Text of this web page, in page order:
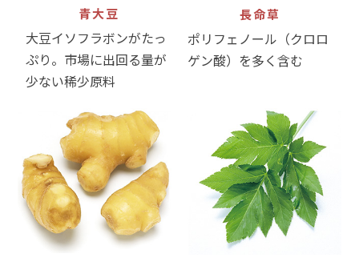
青大豆
大豆イソフラボンがたっ
ぷり。市場に出回る量が
少ない稀少原料
長命草
ポリフェノール（クロロ
ゲン酸）を多く含む